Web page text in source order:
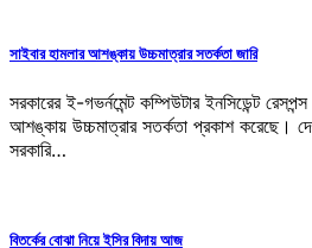
সাইবার হামলার আশঙ্কায় উচ্চমাত্রার সতর্কতা জারি
সরকারের ই-গভর্নমেন্ট কম্পিউটার ইনসিডেন্ট রেসপন্স
আশঙ্কায় উচ্চমাত্রার সতর্কতা প্রকাশ করেছে।
সরকারি…
বিতর্কের বোঝা নিয়ে ইসির বিদায় আজ